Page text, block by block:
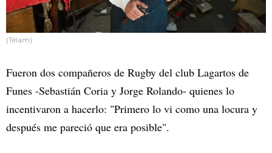
(Télam)
Fueron dos compañeros de Rugby del club Lagartos de
Funes -Sebastián Coria y Jorge Rolando- quienes lo
incentivaron a hacerlo: "Primero lo vi como una locura y
después me pareció que era posible".